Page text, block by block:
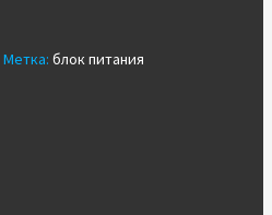
Метка: блок питания